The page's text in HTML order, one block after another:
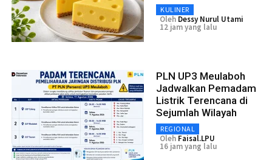
KULINER
Oleh Dessy Nurul Utami
12 jam yang lalu
PLN UP3 Meulaboh
Jadwalkan Pemadam
Listrik Terencana di
Sejumlah Wilayah
REGIONAL
Oleh Faisal.LPU
16 jam yang lalu